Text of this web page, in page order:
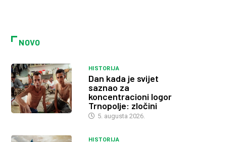
NOVO
HISTORIJA
Dan kada je svijet
saznao za
koncentracioni logor
Trnopolje: zločini
5. augusta 2026.
HISTORIJA